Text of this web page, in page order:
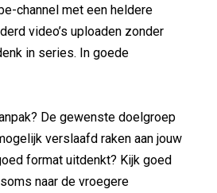
channel met een heldere
video’s uploaden zonder
in series. In goede
De gewenste doelgroep
verslaafd raken aan jouw
format uitdenkt? Kijk goed
naar de vroegere